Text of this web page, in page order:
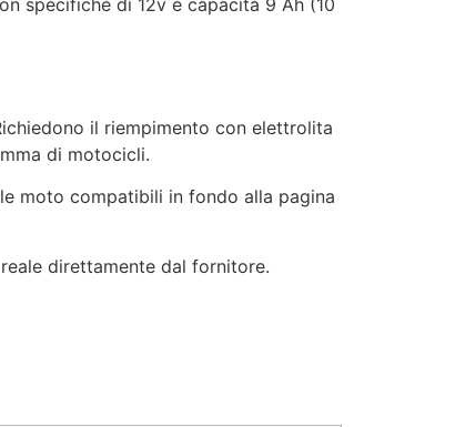
il riempimento con elettrolita
di motocicli.
moto compatibili in fondo alla pagina
direttamente dal fornitore.